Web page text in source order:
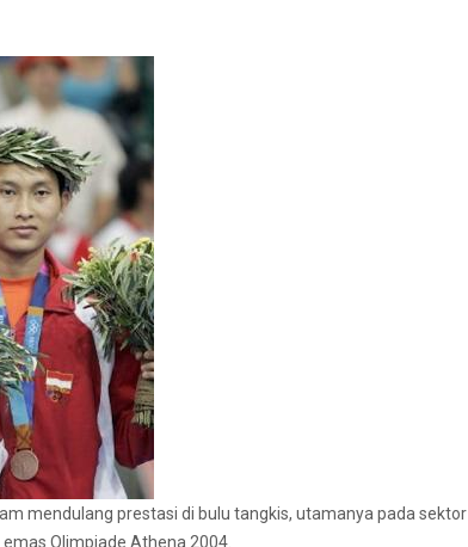
mendulang prestasi di bulu tangkis, utamanya pada sektor
Olimpiade Athena 2004.